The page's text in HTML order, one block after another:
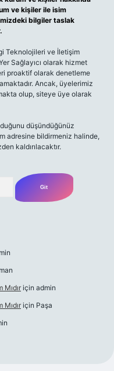
ve kişiler ile isim
bilgiler taslak
Teknolojileri ve İletişim
Sağlayıcı olarak hizmet
proaktif olarak denetleme
Ancak, üyelerimiz
olup, siteye üye olarak
düşündüğünüz
adresine bildirmeniz halinde,
kaldırılacaktır.
Mıdır için admin
Mıdır için Paşa